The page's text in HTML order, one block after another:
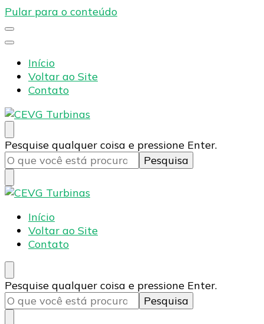
Pular para o conteúdo
Início
Voltar ao Site
Contato
CEVG Turbinas
Blog – CEVG Turbinas
Procurando
algo?
Pesquise qualquer coisa e pressione Enter.
CEVG Turbinas
Blog – CEVG Turbinas
Início
Voltar ao Site
Contato
Procurando
algo?
Pesquise qualquer coisa e pressione Enter.